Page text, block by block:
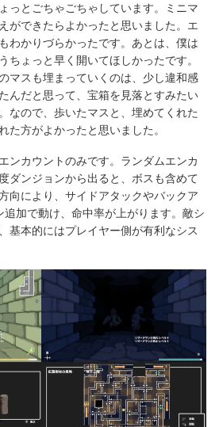
っとごちゃごちゃしています。ミニマ
ができたらよかったと思いました。エ
わかりづらかったです。あとは、僕は
ちょっと早く開いてほしかったです。
マスも埋まっていくのは、少し違和感
んだと思って、宝箱を見落とすみたい
なので、歩いたマスと、埋めてくれた
た方がよかったと思いました。
ンカウントのみです。ランダムエンカ
ダンジョンから出ると、ボスも含めて
向により、サイドアタックやバックア
追加で動け、命中率が上がります。敵シ
基本的にはプレイヤー側が有利なシス